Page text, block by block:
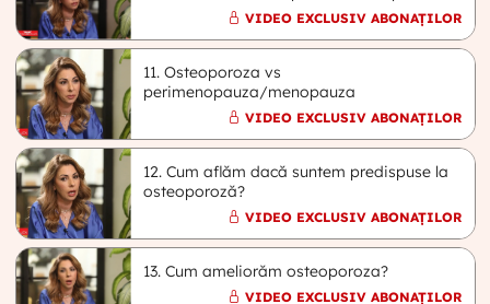
VIDEO EXCLUSIV ABONAȚILOR
11. Osteoporoza vs
perimenopauza/menopauza
VIDEO EXCLUSIV ABONAȚILOR
12. Cum aflăm dacă suntem predispuse la
osteoporoză?
VIDEO EXCLUSIV ABONAȚILOR
13. Cum ameliorăm osteoporoza?
VIDEO EXCLUSIV ABONAȚILOR